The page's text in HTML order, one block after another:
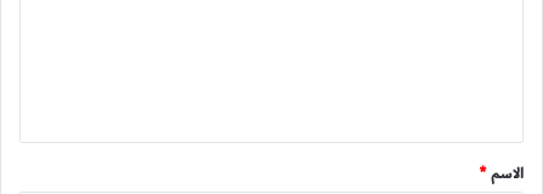
ق
*
الاسم*